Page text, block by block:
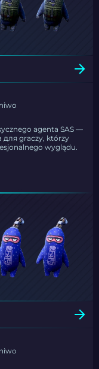
agenta SAS —
для graczy, którzy
wyglądu.